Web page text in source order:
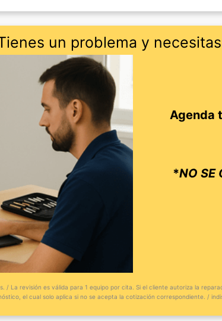
un problema y
Agenda
*NO SE
La revisión es válida para 1 equipo por cita. Si el cliente autoriza la
el cual solo aplica si no se acepta la cotización correspondiente. /